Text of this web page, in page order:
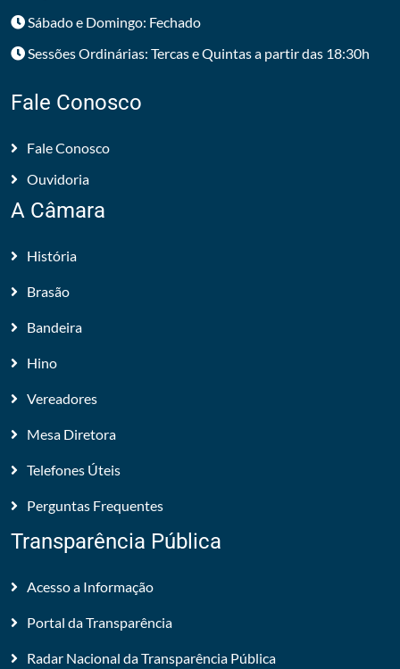
Sábado e Domingo: Fechado
Sessões Ordinárias: Tercas e Quintas a partir das 18:30h
Fale Conosco
Fale Conosco
Ouvidoria
A Câmara
História
Brasão
Bandeira
Hino
Vereadores
Mesa Diretora
Telefones Úteis
Perguntas Frequentes
Transparência Pública
Acesso a Informação
Portal da Transparência
Radar Nacional da Transparência Pública